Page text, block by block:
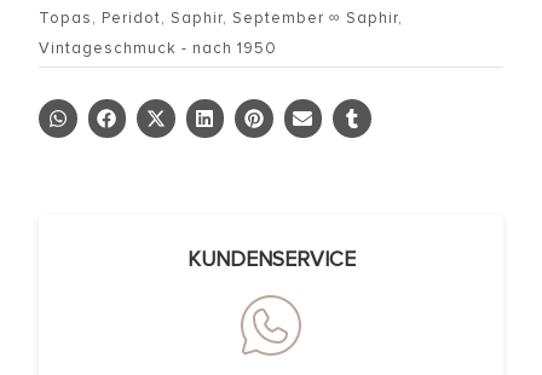
Topas, Peridot, Saphir, September ∞ Saphir,
Vintageschmuck - nach 1950
KUNDENSERVICE